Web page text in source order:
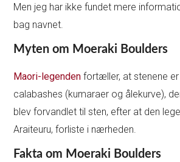
Men jeg har ikke fundet mere
bag navnet.
Myten om Moeraki Boulders
Maori-legenden fortæller, at stenene
calabashes (kumaraer og ålekurve),
blev forvandlet til sten, efter at den
Araiteuru, forliste i nærheden.
Fakta om Moeraki Boulders